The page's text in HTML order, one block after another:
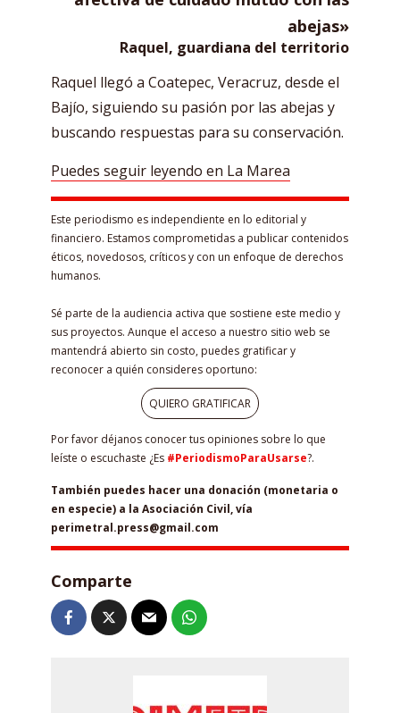
abejas»
Raquel, guardiana del territorio
Raquel llegó a Coatepec, Veracruz, desde el
Bajío, siguiendo su pasión por las abejas y
buscando respuestas para su conservación.
Puedes seguir leyendo en La Marea
Este periodismo es independiente en lo editorial y
financiero. Estamos comprometidas a publicar contenidos
éticos, novedosos, críticos y con un enfoque de derechos
humanos.
Sé parte de la audiencia activa que sostiene este medio y
sus proyectos. Aunque el acceso a nuestro sitio web se
mantendrá abierto sin costo, puedes gratificar y
reconocer a quién consideres oportuno:
QUIERO GRATIFICAR
Por favor déjanos conocer tus opiniones sobre lo que
leíste o escuchaste ¿Es #PeriodismoParaUsarse?.
También puedes hacer una donación (monetaria o
en especie) a la Asociación Civil, vía
perimetral.press@gmail.com
Comparte